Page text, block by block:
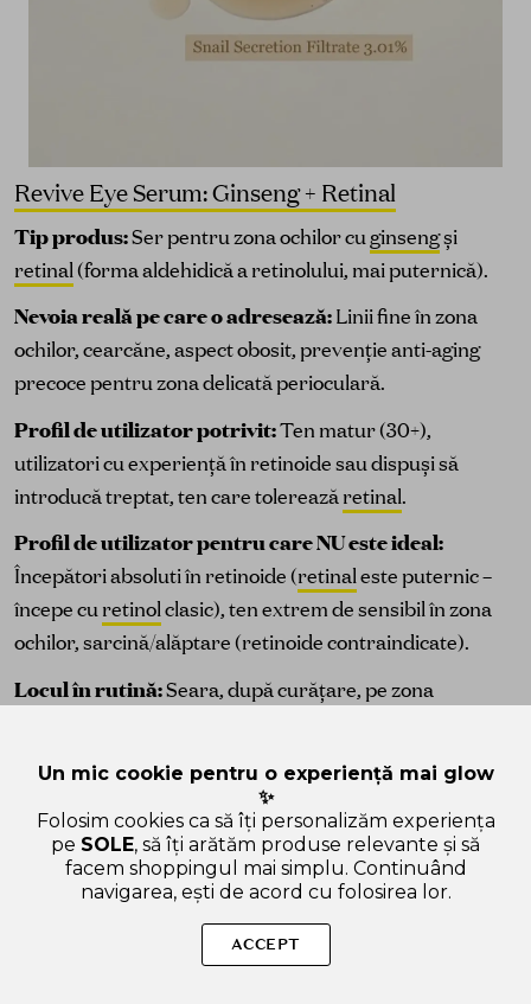
Revive Eye Serum: Ginseng + Retinal
Tip produs:Ser pentru zona ochilor cuginsengși
retinal(forma aldehidică a retinolului, mai puternică).
Nevoia reală pe care o adresează:Linii fine în zona
ochilor, cearcăne, aspect obosit, prevenție anti-aging
precoce pentru zona delicată perioculară.
Profil de utilizator potrivit:Ten matur (30+),
utilizatori cu experiență în retinoide sau dispuși să
introducă treptat, ten care tolerează retinal.
Profil de utilizator pentru care NU este ideal:
Începători absoluti în retinoide (retinaleste puternic –
începe curetinolclasic), ten extrem de sensibil în zona
ochilor, sarcină/alăptare (retinoide contraindicate).
Locul în rutină:Seara, după curățare, pe zona
treptată: 2 ori pe săptămână inițial.
Un mic cookie pentru o experiență mai glow
✨
Folosim cookies ca să îți personalizăm experiența
pe SOLE, să îți arătăm produse relevante și să
facem shoppingul mai simplu. Continuând
navigarea, ești de acord cu folosirea lor.
ACCEPT